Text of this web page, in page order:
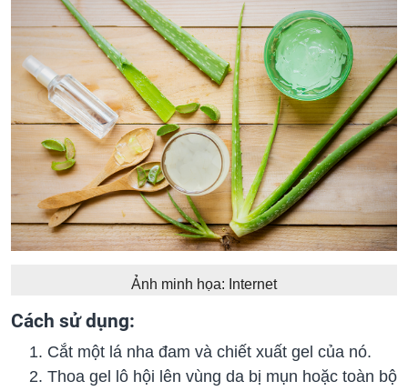
Ảnh minh họa: Internet
Cách sử dụng:
Cắt một lá nha đam và chiết xuất gel của nó.
Thoa gel lô hội lên vùng da bị mụn hoặc toàn bộ